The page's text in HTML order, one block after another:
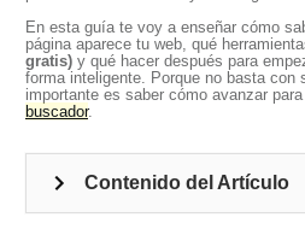
En esta guía te voy a enseñar cómo
página aparece tu web, qué
gratis) y qué hacer después para
forma inteligente. Porque no basta con
importante es saber cómo avanzar
buscador.
Contenido del Artículo